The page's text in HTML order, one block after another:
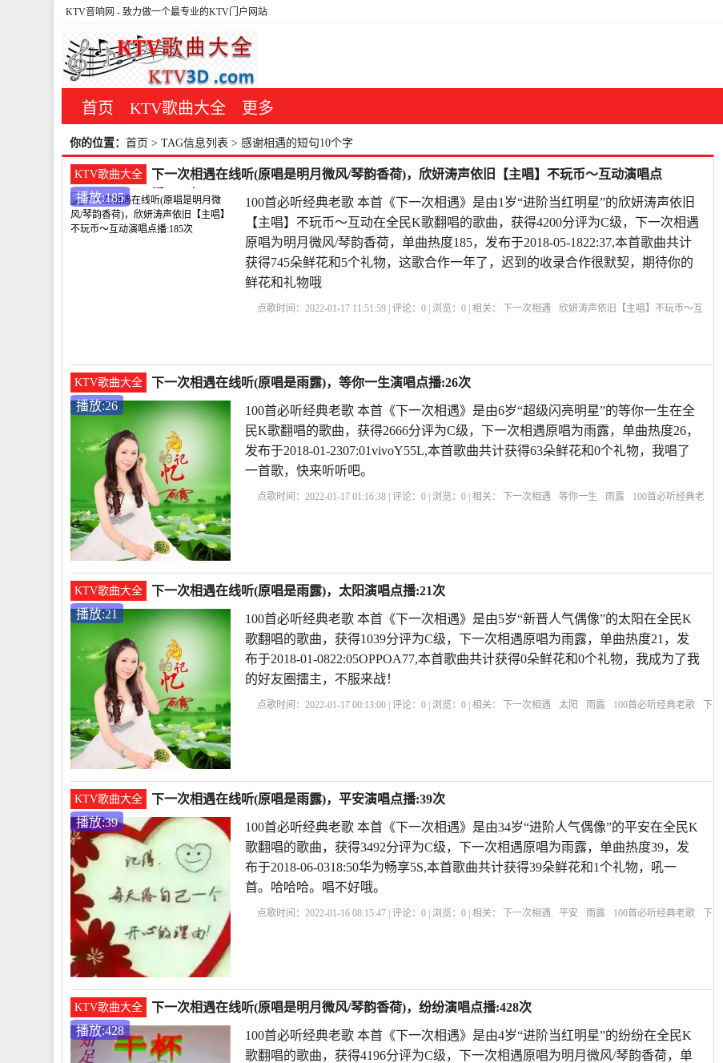
KTV音响网 - 致力做一个最专业的KTV门户网站
首页 KTV歌曲大全 更多
你的位置： 首页 > TAG信息列表 > 感谢相遇的短句10个字
KTV歌曲大全
下一次相遇在线听(原唱是明月微风/琴韵香荷)，欣妍涛声依旧【主唱】不玩币～互动演唱点
播:185次
播放:185
100首必听经典老歌 本首《下一次相遇》是由1岁“进阶当红明星”的欣妍涛声依旧
【主唱】不玩币～互动在全民K歌翻唱的歌曲，获得4200分评为C级，下一次相遇
原唱为明月微风/琴韵香荷，单曲热度185，发布于2018-05-1822:37,本首歌曲共计
获得745朵鲜花和5个礼物，这歌合作一年了，迟到的收录合作很默契，期待你的
鲜花和礼物哦
点歌时间：2022-01-17 11:51:59 | 评论：0 | 浏览：0 | 相关： 下一次相遇
欣妍涛声依旧【主唱】不玩币～互
KTV歌曲大全
下一次相遇在线听(原唱是雨露)，等你一生演唱点播:26次
播放:26
100首必听经典老歌 本首《下一次相遇》是由6岁“超级闪亮明星”的等你一生在全
民K歌翻唱的歌曲，获得2666分评为C级，下一次相遇原唱为雨露，单曲热度26，
发布于2018-01-2307:01vivoY55L,本首歌曲共计获得63朵鲜花和0个礼物，我唱了
一首歌，快来听听吧。
点歌时间：2022-01-17 01:16:38 | 评论：0 | 浏览：0 | 相关： 下一次相遇 等你一生 雨露
100首必听经典老
KTV歌曲大全
下一次相遇在线听(原唱是雨露)，太阳演唱点播:21次
播放:21
100首必听经典老歌 本首《下一次相遇》是由5岁“新晋人气偶像”的太阳在全民K
歌翻唱的歌曲，获得1039分评为C级，下一次相遇原唱为雨露，单曲热度21，发
布于2018-01-0822:05OPPOA77,本首歌曲共计获得0朵鲜花和0个礼物，我成为了我
的好友圈擂主，不服来战！
点歌时间：2022-01-17 00:13:00 | 评论：0 | 浏览：0 | 相关： 下一次相遇 太阳 雨露 100首必听经典老歌
下
KTV歌曲大全
下一次相遇在线听(原唱是雨露)，平安演唱点播:39次
播放:39
100首必听经典老歌 本首《下一次相遇》是由34岁“进阶人气偶像”的平安在全民K
歌翻唱的歌曲，获得3492分评为C级，下一次相遇原唱为雨露，单曲热度39，发
布于2018-06-0318:50华为畅享5S,本首歌曲共计获得39朵鲜花和1个礼物，吼一
首。哈哈哈。唱不好哦。
点歌时间：2022-01-16 08:15:47 | 评论：0 | 浏览：0 | 相关： 下一次相遇 平安 雨露 100首必听经典老歌
下
KTV歌曲大全
下一次相遇在线听(原唱是明月微风/琴韵香荷)，纷纷演唱点播:428次
播放:428
100首必听经典老歌 本首《下一次相遇》是由4岁“进阶当红明星”的纷纷在全民K
歌翻唱的歌曲，获得4196分评为C级，下一次相遇原唱为明月微风/琴韵香荷，单